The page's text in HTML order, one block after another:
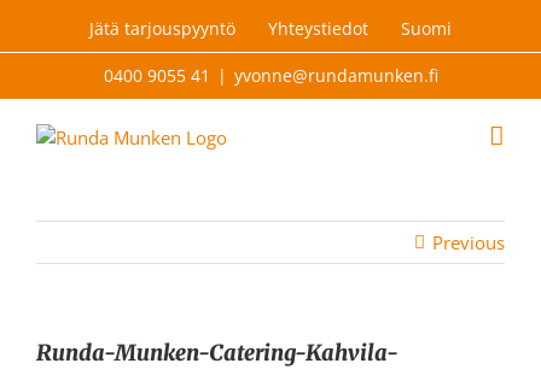
Jätä tarjouspyyntö Yhteystiedot Suomi
0400 9055 41 | yvonne@rundamunken.fi
Previous
Runda-Munken-Catering-Kahvila-